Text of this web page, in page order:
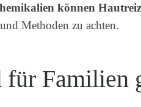
können
Methoden zu achten.
Familien